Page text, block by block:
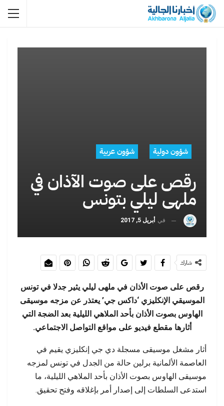
شؤون دولية شؤون عربية
رقص على صوت الآذان في
ملهى ليلي بتونس
في أبريل 5, 2017
شارك
رقص على صوت الأذان في ملهى ليلي يثير جدلا في تونس
الموسيقي الإنكليزي ‘داكس جي’ يعتذر عن مزجه موسيقى
الهاوس بصوت الأذان بأحد الملاهي الليلية بعد الضجة التي
أثارها مقطع فيديو على مواقع التواصل الاجتماعي.
أثار مشغل موسيقى مسجلة دي جي إنكليزي يقيم في
العاصمة الألمانية برلين حالة من الجدل في تونس لمزجه
موسيقى الهاوس بصوت الأذان بأحد الملاهي الليلية، ما
استدعى السلطات إلى إصدار أمر بإغلاقه وفتح تحقيق.